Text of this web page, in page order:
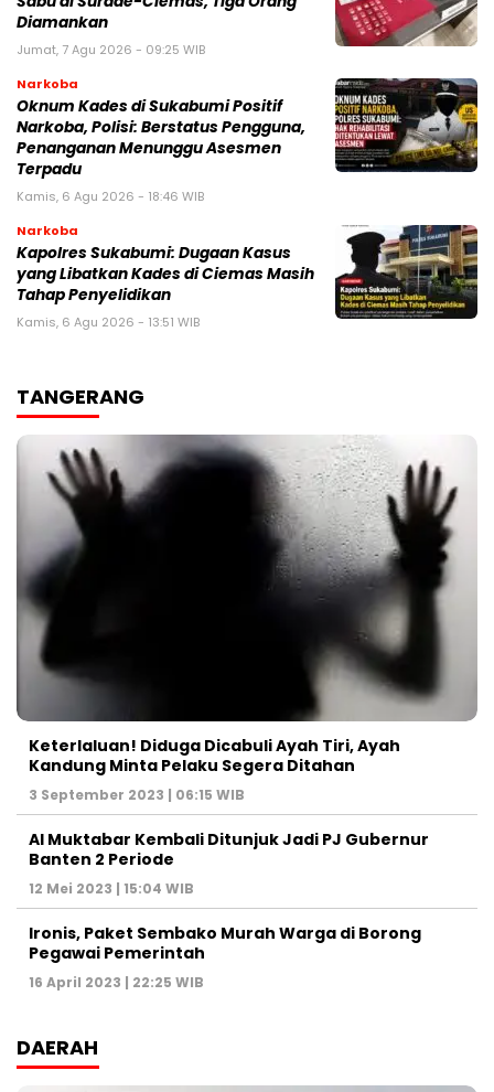
Diamankan
Jumat, 7 Agu 2026 - 09:25 WIB
Narkoba
Oknum Kades di Sukabumi Positif
Narkoba, Polisi: Berstatus Pengguna,
Penanganan Menunggu Asesmen
Terpadu
Kamis, 6 Agu 2026 - 18:46 WIB
Narkoba
Kapolres Sukabumi: Dugaan Kasus
yang Libatkan Kades di Ciemas Masih
Tahap Penyelidikan
Kamis, 6 Agu 2026 - 13:51 WIB
TANGERANG
Keterlaluan! Diduga Dicabuli Ayah Tiri, Ayah
Kandung Minta Pelaku Segera Ditahan
3 September 2023 | 06:15 WIB
Al Muktabar Kembali Ditunjuk Jadi PJ Gubernur
Banten 2 Periode
12 Mei 2023 | 15:04 WIB
Ironis, Paket Sembako Murah Warga di Borong
Pegawai Pemerintah
16 April 2023 | 22:25 WIB
DAERAH